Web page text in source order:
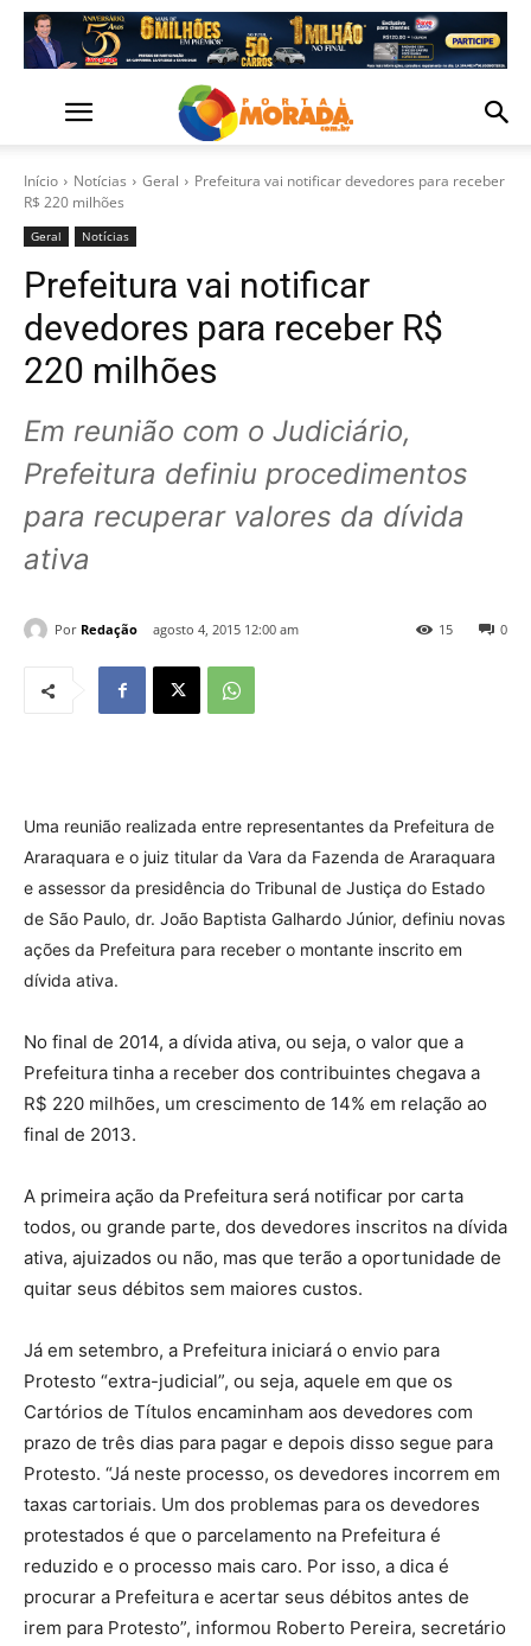
Início Notícias Geral
Prefeitura vai notificar devedores para receber
R$ 220 milhões
Geral Notícias
Prefeitura vai notificar
devedores para receber R$
220 milhões
Em reunião com o Judiciário,
Prefeitura definiu procedimentos
para recuperar valores da dívida
ativa
Por Redação agosto 4, 2015 12:00 am 0
15
Uma reunião realizada entre representantes da Prefeitura de
Araraquara e o juiz titular da Vara da Fazenda de Araraquara
e assessor da presidência do Tribunal de Justiça do Estado
de São Paulo, dr. João Baptista Galhardo Júnior, definiu novas
ações da Prefeitura para receber o montante inscrito em
dívida ativa.
No final de 2014, a dívida ativa, ou seja, o valor que a
Prefeitura tinha a receber dos contribuintes chegava a
R$ 220 milhões, um crescimento de 14% em relação ao
final de 2013.
A primeira ação da Prefeitura será notificar por carta
todos, ou grande parte, dos devedores inscritos na dívida
ativa, ajuizados ou não, mas que terão a oportunidade de
quitar seus débitos sem maiores custos.
Já em setembro, a Prefeitura iniciará o envio para
Protesto “extra-judicial”, ou seja, aquele em que os
Cartórios de Títulos encaminham aos devedores com
prazo de três dias para pagar e depois disso segue para
Protesto. “Já neste processo, os devedores incorrem em
taxas cartoriais. Um dos problemas para os devedores
protestados é que o parcelamento na Prefeitura é
reduzido e o processo mais caro. Por isso, a dica é
procurar a Prefeitura e acertar seus débitos antes de
irem para Protesto”, informou Roberto Pereira, secretário